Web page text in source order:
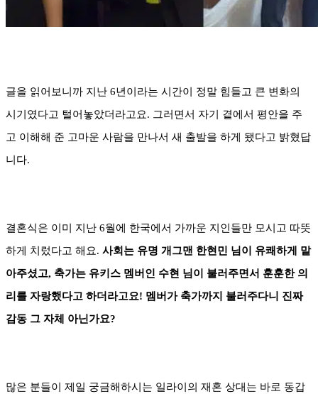
글을 읽어보니까 지난 6년이라는 시간이 정말 힘들고 큰 변화의
시기였다고 털어놓았더라고요. 그러면서 자기 곁에서 평안을 주
고 이해해 준 고마운 사람을 만나서 새 출발을 하게 됐다고 밝혔답
니다.
결혼식은 이미 지난 6월에 한국에서 가까운 지인들만 모시고 따뜻
하게 치렀다고 해요. 사회는 유명 개그맨 한현민 님이 유쾌하게 맡
아주셨고, 축가는 유키스 멤버인 수현 님이 불러주면서 훈훈한 의
리를 자랑했다고 하더라고요! 멤버가 축가까지 불러주다니 진짜
감동 그 자체 아닌가요?
많은 분들이 제일 궁금해하시는 일라이의 재혼 상대는 바로 동갑